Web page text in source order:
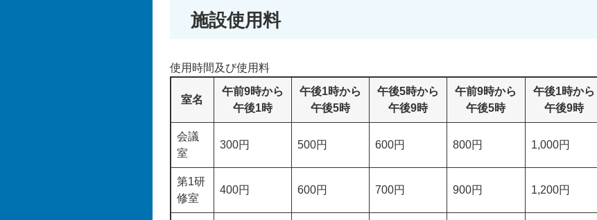
施設使用料
使用時間及び使用料
室名
午前9時から
午後1時
午後1時から
午後5時
午後5時から
午後9時
午前9時から
午後5時
午後1時から
午後9時
会議
室
300円 500円 600円 800円 1,000円
第1研
修室
400円 600円 700円 900円 1,200円